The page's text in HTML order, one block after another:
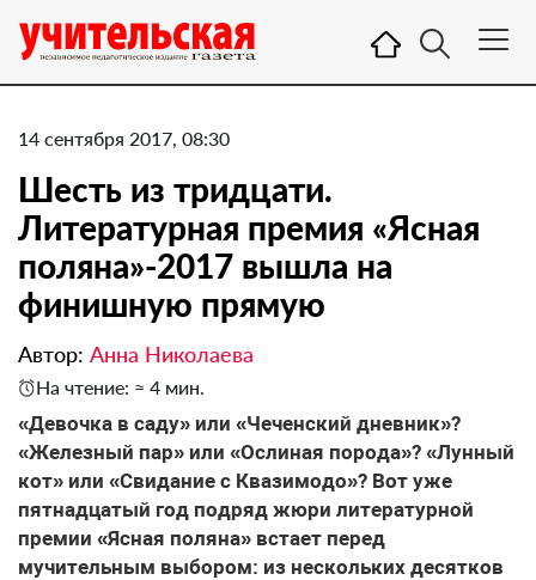
14 сентября 2017, 08:30
Шесть из тридцати.
Литературная премия «Ясная
поляна»-2017 вышла на
финишную прямую
Автор: Анна Николаева
На чтение: ≈ 4 мин.
«Девочка в саду» или «Чеченский дневник»?
«Железный пар» или «Ослиная порода»? «Лунный
кот» или «Свидание с Квазимодо»? Вот уже
пятнадцатый год подряд жюри литературной
премии «Ясная поляна» встает перед
мучительным выбором: из нескольких десятков